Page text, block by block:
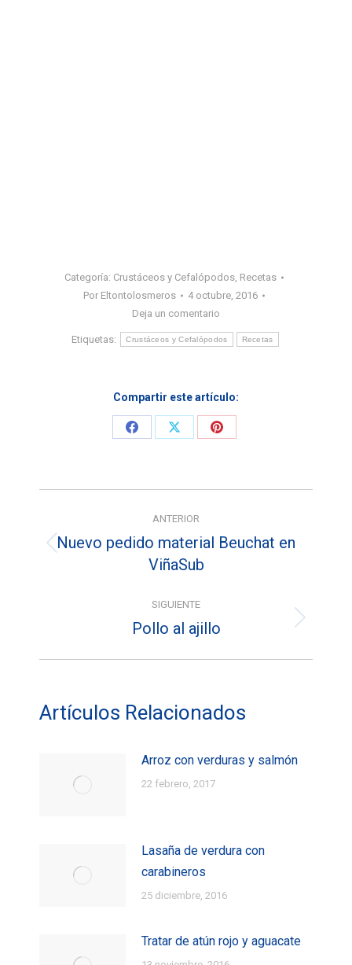
Categoría: Crustáceos y Cefalópodos, Recetas
Por Eltontolosmeros
4 octubre, 2016
Deja un comentario
Etiquetas: Crustáceos y Cefalópodos Recetas
Compartir este artículo:
Share
Share
Share
entre
entradas
ANTERIOR
Entrada
anterior:
Nuevo pedido material Beuchat en
ViñaSub
SIGUIENTE
Entrada
Pollo al ajillo
Artículos Relacionados
Arroz con verduras y salmón
22 febrero, 2017
Lasaña de verdura con
carabineros
25 diciembre, 2016
Tratar de atún rojo y aguacate